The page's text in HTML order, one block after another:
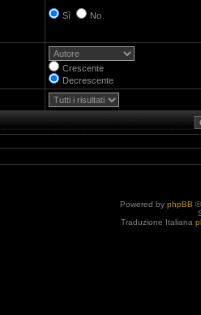
Sì No
Crescente
Decrescente
Powered by phpBB
Traduzione Italiana